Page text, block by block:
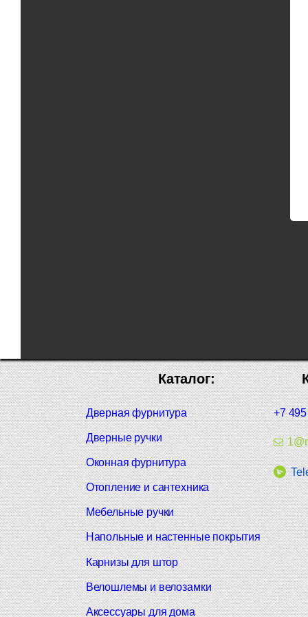
+7
Каталог:
Дверная фурнитура
Дверные ручки
Оконная фурнитура
Отопление и сантехника
Мебельные ручки
Напольные и настенные покрытия
Карнизы для штор
Велошлемы и велозамки
Аксессуары для дома